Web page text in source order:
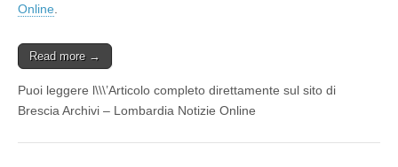
Online
Read more →
Puoi leggere l\\\’Articolo completo direttamente sul sito di
Brescia Archivi – Lombardia Notizie Online